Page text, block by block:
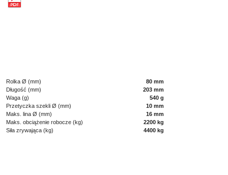
Rolka Ø (mm)
80 mm
Długość (mm)
203 mm
Waga (g)
540 g
Przetyczka szekli Ø (mm)
10 mm
Maks. lina Ø (mm)
16 mm
Maks. obciążenie robocze (kg)
2200 kg
Siła zrywająca (kg)
4400 kg